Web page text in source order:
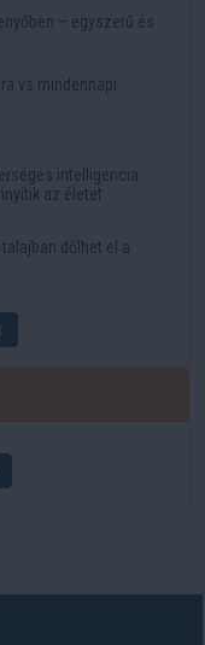
– egyszerű és
vs mindennapi
intelligencia
az életet
dőlhet el a